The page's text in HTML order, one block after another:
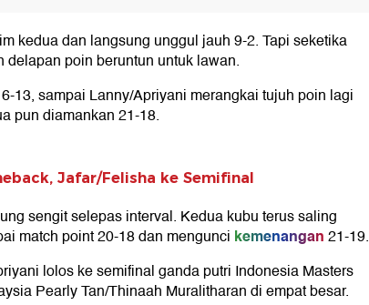
kedua dan langsung unggul jauh 9-2. Tapi seketika
poin beruntun untuk lawan.
13, sampai Lanny/Apriyani merangkai tujuh poin lagi
pun diamankan 21-18.
Jafar/Felisha ke Semifinal
sengit selepas interval. Kedua kubu terus saling
match point 20-18 dan mengunci kemenangan21-19.
lolos ke semifinal ganda putri Indonesia Masters
Pearly Tan/Thinaah Muralitharan di empat besar.